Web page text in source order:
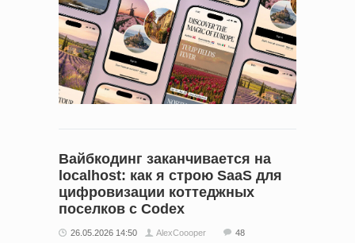
Вайбкодинг заканчивается на
localhost: как я строю SaaS для
цифровизации коттеджных
поселков с Codex
26.05.2026 14:50 AlexCoooper 48